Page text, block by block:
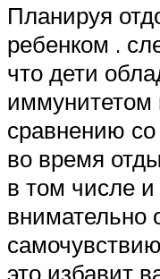
Планируя
ребенком .
что дети
иммунитетом
сравнению
во время
в том числе
внимательно
это избавит